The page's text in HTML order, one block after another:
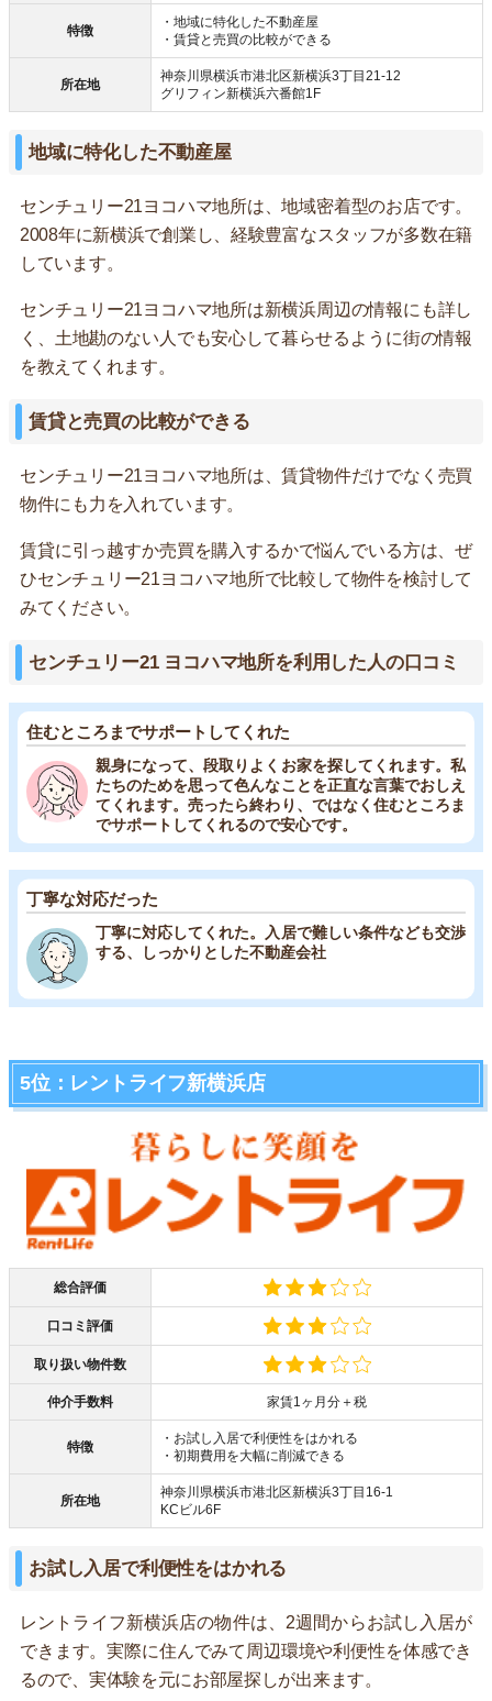
特徴
・地域に特化した不動産屋
・賃貸と売買の比較ができる
所在地
神奈川県横浜市港北区新横浜3丁目21-12
グリフィン新横浜六番館1F
地域に特化した不動産屋
センチュリー21ヨコハマ地所は、地域密着型のお店です。
2008年に新横浜で創業し、経験豊富なスタッフが多数在籍
しています。
センチュリー21ヨコハマ地所は新横浜周辺の情報にも詳し
く、土地勘のない人でも安心して暮らせるように街の情報
を教えてくれます。
賃貸と売買の比較ができる
センチュリー21ヨコハマ地所は、賃貸物件だけでなく売買
物件にも力を入れています。
賃貸に引っ越すか売買を購入するかで悩んでいる方は、ぜ
ひセンチュリー21ヨコハマ地所で比較して物件を検討して
みてください。
センチュリー21 ヨコハマ地所を利用した人の口コミ
住むところまでサポートしてくれた
親身になって、段取りよくお家を探してくれます。私
たちのためを思って色んなことを正直な言葉でおしえ
てくれます。売ったら終わり、ではなく住むところま
でサポートしてくれるので安心です。
丁寧な対応だった
丁寧に対応してくれた。入居で難しい条件なども交渉
する、しっかりとした不動産会社
5位：レントライフ新横浜店
総合評価
口コミ評価
取り扱い物件数
仲介手数料 家賃1ヶ月分＋税
特徴
・お試し入居で利便性をはかれる
・初期費用を大幅に削減できる
所在地
神奈川県横浜市港北区新横浜3丁目16-1
KCビル6F
お試し入居で利便性をはかれる
レントライフ新横浜店の物件は、2週間からお試し入居が
できます。実際に住んでみて周辺環境や利便性を体感でき
るので、実体験を元にお部屋探しが出来ます。